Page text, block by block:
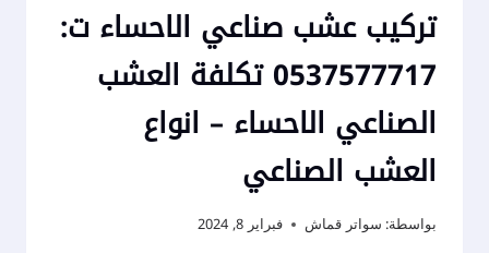
تركيب عشب صناعي الاحساء ت:
0537577717 تكلفة العشب
الصناعي الاحساء – انواع
العشب الصناعي
بواسطة: سواتر قماش فبراير 8, 2024